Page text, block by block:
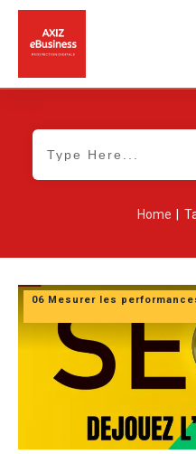
Home |
06 Mesurer les